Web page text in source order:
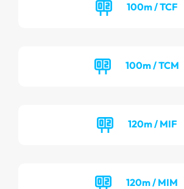
100m / TCF
100m / TCM
120m / MIF
120m / MIM